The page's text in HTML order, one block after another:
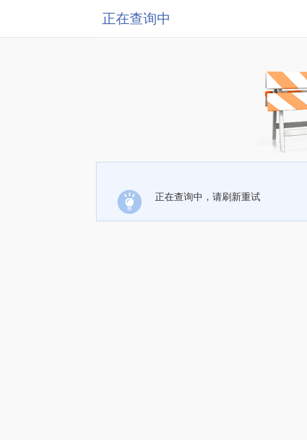
正在查询中
正在查询中，请刷新重试